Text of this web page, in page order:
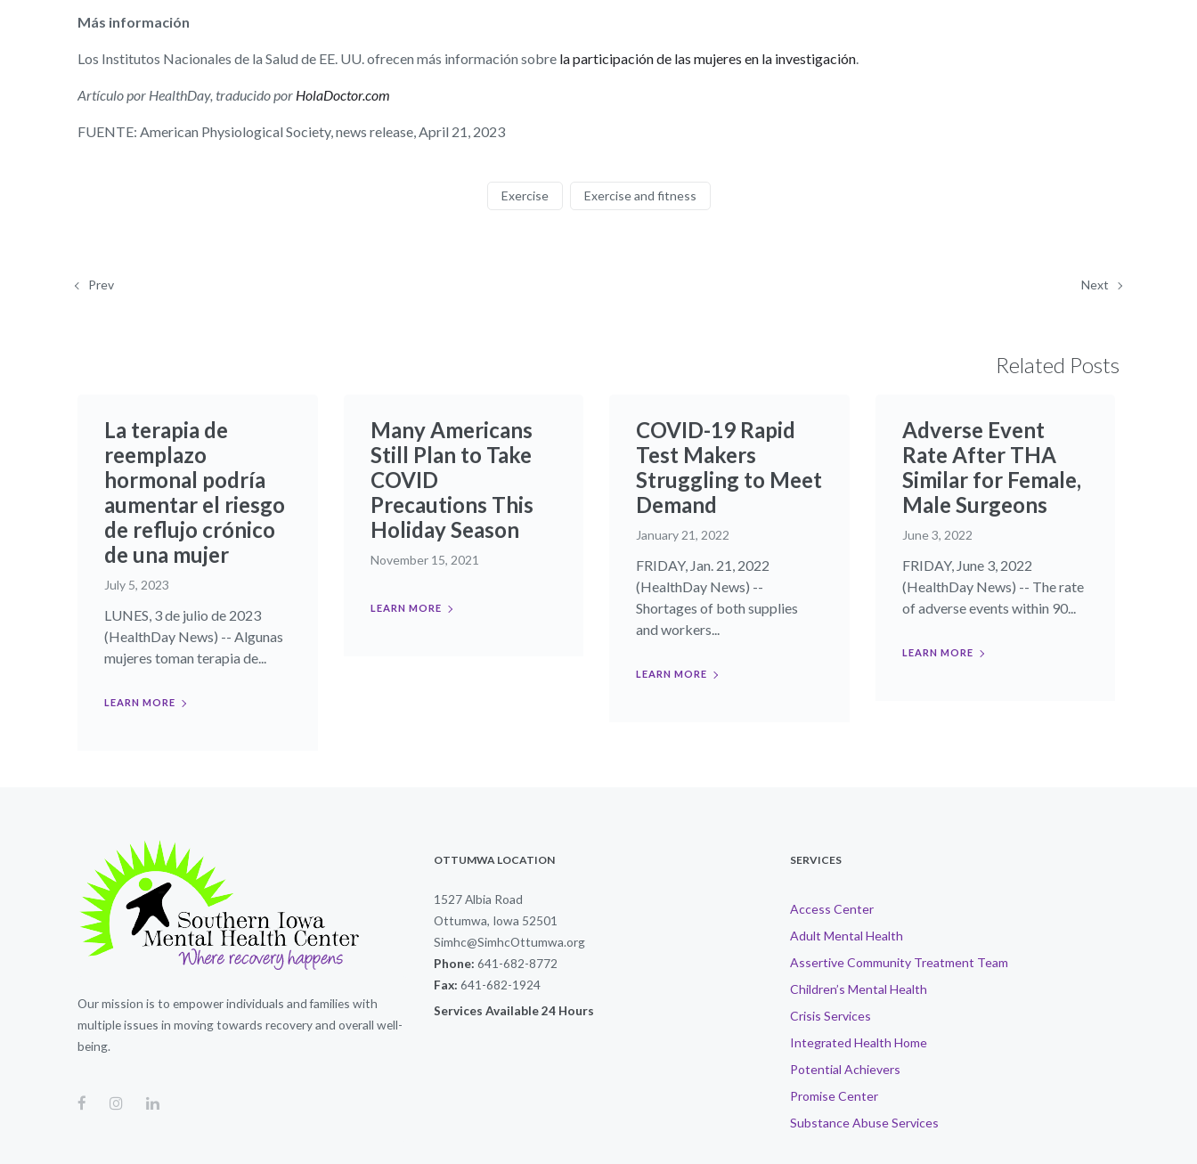
Más información
Los Institutos Nacionales de la Salud de EE. UU. ofrecen más información sobre la participación de las mujeres en la investigación.
Artículo por HealthDay, traducido por HolaDoctor.com
FUENTE: American Physiological Society, news release, April 21, 2023
Exercise Exercise and fitness
Prev Next
Related Posts
La terapia de
reemplazo
hormonal podría
aumentar el riesgo
de reflujo crónico
de una mujer
July 5, 2023
LUNES, 3 de julio de 2023
(HealthDay News) -- Algunas
mujeres toman terapia de...
LEARN MORE
Many Americans
Still Plan to Take
COVID
Precautions This
Holiday Season
November 15, 2021
LEARN MORE
COVID-19 Rapid
Test Makers
Struggling to Meet
Demand
January 21, 2022
FRIDAY, Jan. 21, 2022
(HealthDay News) --
Shortages of both supplies
and workers...
LEARN MORE
Adverse Event
Rate After THA
Similar for Female,
Male Surgeons
June 3, 2022
FRIDAY, June 3, 2022
(HealthDay News) -- The rate
of adverse events within 90...
LEARN MORE
Our mission is to empower individuals and families with
multiple issues in moving towards recovery and overall well-
being.
OTTUMWA LOCATION
1527 Albia Road
Ottumwa, Iowa 52501
Simhc@SimhcOttumwa.org
Phone: 641-682-8772
Fax: 641-682-1924
Services Available 24 Hours
SERVICES
Access Center
Adult Mental Health
Assertive Community Treatment Team
Children’s Mental Health
Crisis Services
Integrated Health Home
Potential Achievers
Promise Center
Substance Abuse Services